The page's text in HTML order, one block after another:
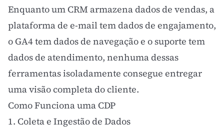
Enquanto um CRM armazena dados de vendas, a
plataforma de e-mail tem dados de engajamento,
o GA4tem dados de navegação e o suporte tem
dados de atendimento, nenhuma dessas
ferramentas isoladamente consegue entregar
uma visão completa do cliente.
Como Funciona uma CDP
1. Coleta e Ingestão de Dados